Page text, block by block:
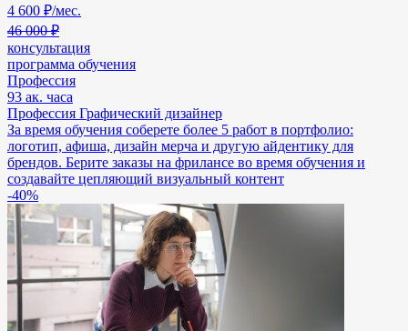
4 600 ₽/мес.
46 000 ₽
консультация
программа обучения
Профессия
93 ак. часа
Профессия Графический дизайнер
За время обучения соберете более 5 работ в портфолио:
логотип, афиша, дизайн мерча и другую айдентику для
брендов. Берите заказы на фрилансе во время обучения и
создавайте цепляющий визуальный контент
-40%